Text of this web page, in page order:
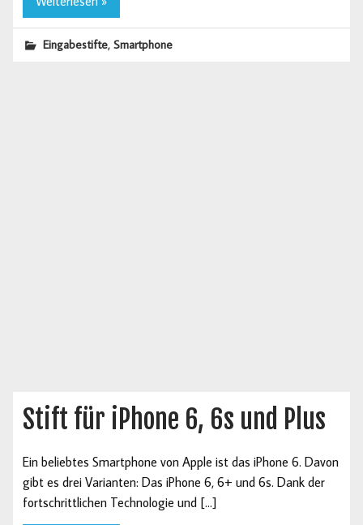
Eingabestifte,Smartphone
Stift für iPhone 6, 6s und Plus
Ein beliebtes Smartphone von Apple ist das iPhone 6. Davon
gibt es drei Varianten: Das iPhone 6, 6+ und 6s. Dank der
fortschrittlichen Technologie und […]